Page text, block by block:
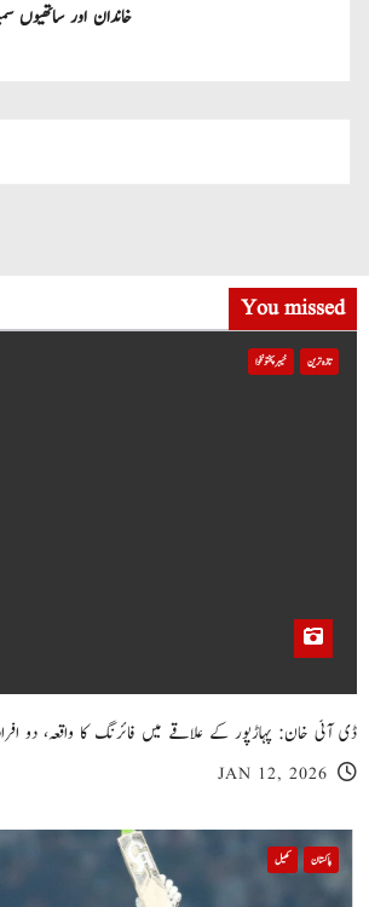
خاندان اور ساتھیوں
You missed
تازہ ترین خیبر پختونخوا
ڈی آئی خان: پہاڑپور کے علاقے میں فائرنگ کا واقعہ، دو
JAN 12, 2026
پاکستان کھیل